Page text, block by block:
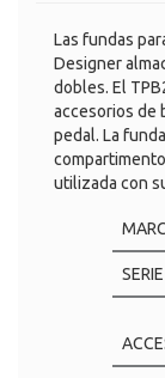
Las fundas
Designer
dobles. El
accesorios de
pedal. La
utilizada con
SERIE